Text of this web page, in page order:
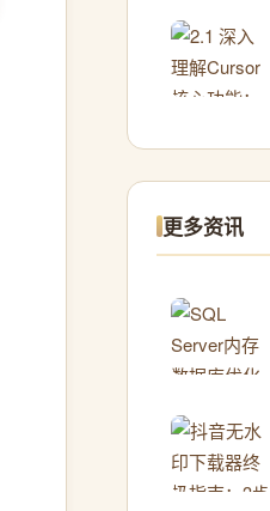
更多资讯